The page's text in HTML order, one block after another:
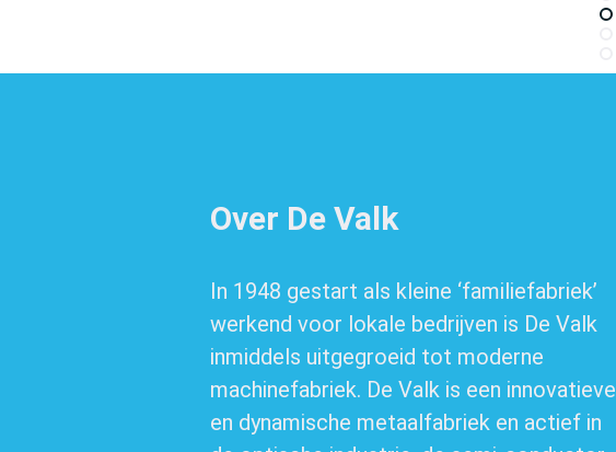
Over De Valk
In 1948 gestart als kleine ‘familiefabriek’
werkend voor lokale bedrijven is De Valk
inmiddels uitgegroeid tot moderne
machinefabriek. De Valk is een innovatieve
en dynamische metaalfabriek en actief in